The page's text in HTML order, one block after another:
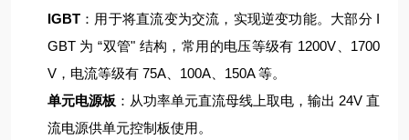
IGBT ：用于将直流变为交流，实现逆变功能。大部分 I
GBT 为 “双管" 结构，常用的电压等级有 1200V、1700
V，电流等级有 75A、100A、150A 等。
单元电源板 ：从功率单元直流母线上取电，输出 24V 直
流电源供单元控制板使用。